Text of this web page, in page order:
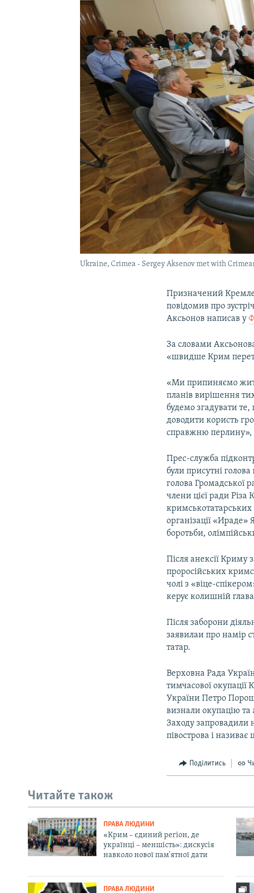
УКРАЇНСЬКА ПРОБЛЕМА КРИМУ
Ukraine, Crimea - Sergey Aksenov met with
Призначений
повідомив про
Аксьонов написав у
За словами
«швидше Крим
«Ми припиняємо
планів вирішення
будемо згадувати
доводити користь
справжню перлину»,
Прес-служба
були присутні
голова Громадської
члени цієї ради
кримськотатарських
організації «Ираде»
боротьби,
Після анексії Криму
проросійських
чолі з «віце-
керує колишній
Після заборони
заявилаи про намір
татар.
Верховна Рада
тимчасової окупації
України Петро
визнали окупацію та
Заходу запровадили
півострова і називає
Поділитись
Читайте також
ПРАВА ЛЮДИНИ
«Крим – єдиний регіон, де
українці – меншість»: дискусія
навколо нової пам'ятної дати
ПРАВА ЛЮДИНИ